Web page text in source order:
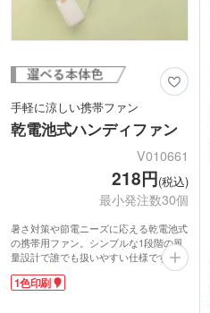
手軽に涼しい携帯ファン
乾電池式ハンディファン
V010661
218円(税込)
最小発注数30個
暑さ対策や節電ニーズに応える乾電池式
の携帯用ファン。シンプルな1段階の風
量設計で誰でも扱いやすい仕様です。電
池交換ができるため外出先でも安心して
使えます。コンパクトで持ち運びやす
1色印刷